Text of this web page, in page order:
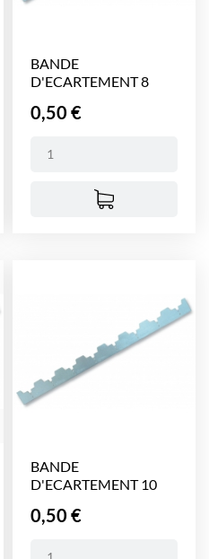
BANDE
D'ECARTEMENT 8
Prix
0,50 €
BANDE
D'ECARTEMENT 10
Prix
0,50 €